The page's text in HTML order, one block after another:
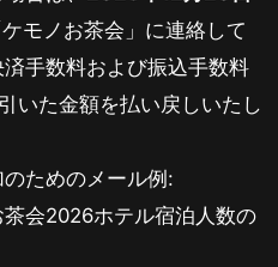
モノお茶会」に連絡して
手数料および振込手数料
いた金額を払い戻しいたし
ためのメール例:
会2026ホテル宿泊人数の